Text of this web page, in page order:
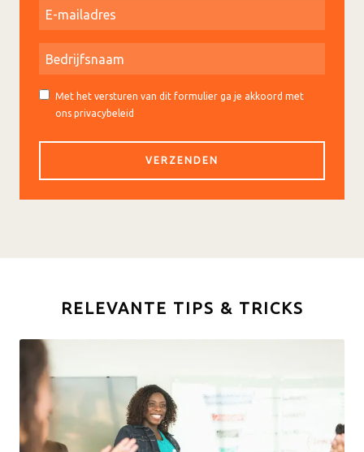
Met het versturen van dit formulier ga je akkoord met
ons privacybeleid
RELEVANTE TIPS & TRICKS